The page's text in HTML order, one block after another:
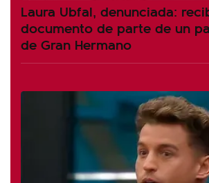
Laura Ubfal, denunciada:
documento de parte de un
de Gran Hermano